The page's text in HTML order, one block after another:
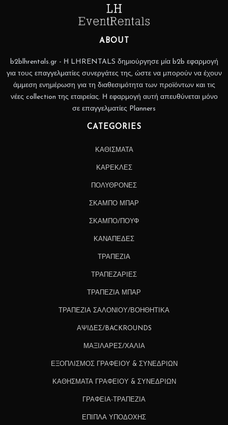
ABOUT
b2blhrentals.gr - Η LHRENTALS δημιούργησε μία b2b εφαρμογή
για τους επαγγελματίες συνεργάτες της, ώστε να μπορούν να έχουν
άμμεση ενημέρωση για τη διαθεσιμότητα των προϊόντων και τις
νέες collection της εταιρείας. Η εφαρμογή αυτή απευθύνεται μόνο
σε επαγγελματίες Planners
CATEGORIES
ΚΑΘΙΣΜΑΤΑ
ΚΑΡΕΚΛΕΣ
ΠΟΛΥΘΡΟΝΕΣ
ΣΚΑΜΠΟ ΜΠΑΡ
ΣΚΑΜΠΟ/ΠΟΥΦ
ΚΑΝΑΠΕΔΕΣ
ΤΡΑΠΕΖΙΑ
ΤΡΑΠΕΖΑΡΙΕΣ
ΤΡΑΠΕΖΙΑ ΜΠΑΡ
ΤΡΑΠΕΖΙΑ ΣΑΛΟΝΙΟΥ/ΒΟΗΘΗΤΙΚΑ
ΑΨΙΔΕΣ/BACKROUNDS
ΜΑΞΙΛΑΡΕΣ/ΧΑΛΙΑ
ΕΞΟΠΛΙΣΜΟΣ ΓΡΑΦΕΙΟΥ & ΣΥΝΕΔΡΙΩΝ
ΚΑΘΗΣΜΑΤΑ ΓΡΑΦΕΙΟΥ & ΣΥΝΕΔΡΙΩΝ
ΓΡΑΦΕΙΑ-ΤΡΑΠΕΖΙΑ
ΕΠΙΠΛΑ ΥΠΟΔΟΧΗΣ